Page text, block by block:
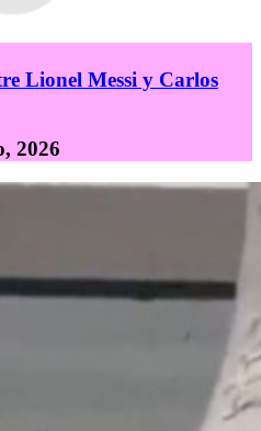
Lionel Messi y Carlos
2026